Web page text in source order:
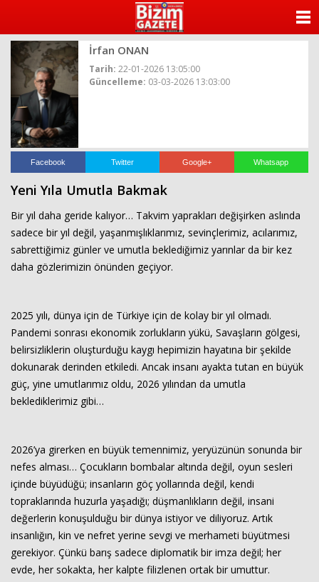
İrfan ONAN
Tarih: 22-01-2026 13:05:00
Güncelleme: 03-03-2026 13:03:00
Facebook Twitter Google+ Whatsapp
Yeni Yıla Umutla Bakmak
Bir yıl daha geride kalıyor… Takvim yaprakları değişirken aslında
sadece bir yıl değil, yaşanmışlıklarımız, sevinçlerimiz, acılarımız,
sabrettiğimiz günler ve umutla beklediğimiz yarınlar da bir kez
daha gözlerimizin önünden geçiyor.
2025 yılı, dünya için de Türkiye için de kolay bir yıl olmadı.
Pandemi sonrası ekonomik zorlukların yükü, Savaşların gölgesi,
belirsizliklerin oluşturduğu kaygı hepimizin hayatına bir şekilde
dokunarak derinden etkiledi. Ancak insanı ayakta tutan en büyük
güç, yine umutlarımız oldu, 2026 yılından da umutla
beklediklerimiz gibi…
2026’ya girerken en büyük temennimiz, yeryüzünün sonunda bir
nefes alması… Çocukların bombalar altında değil, oyun sesleri
içinde büyüdüğü; insanların göç yollarında değil, kendi
topraklarında huzurla yaşadığı; düşmanlıkların değil, insani
değerlerin konuşulduğu bir dünya istiyor ve diliyoruz. Artık
insanlığın, kin ve nefret yerine sevgi ve merhameti büyütmesi
gerekiyor. Çünkü barış sadece diplomatik bir imza değil; her
evde, her sokakta, her kalpte filizlenen ortak bir umuttur.
YAZARLAR
Haberin Doğru Adresi.